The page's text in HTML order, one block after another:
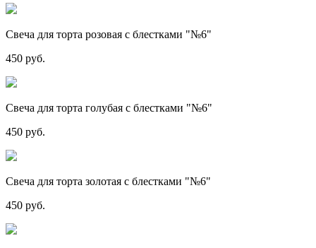
Свеча для торта розовая с блестками "№6"
450 руб.
Свеча для торта голубая с блестками "№6"
450 руб.
Свеча для торта золотая с блестками "№6"
450 руб.